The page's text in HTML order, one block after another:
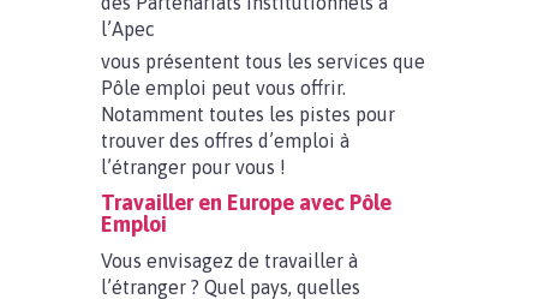
l’Apec
vous présentent tous les services que
Pôle emploi peut vous offrir.
Notamment toutes les pistes pour
trouver des offres d’emploi à
l’étranger pour vous !
Travailler en Europe avec Pôle
Emploi
Vous envisagez de travailler à
l’étranger ? Quel pays, quelles